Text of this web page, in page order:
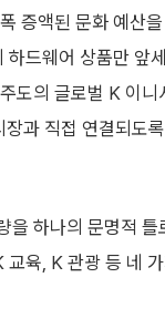
증액된 문화 예산
드웨어 상품만 앞
도의 글로벌 K 이니
과 직접 연결되도
하나의 문명적
육, K 관광 등 네 가